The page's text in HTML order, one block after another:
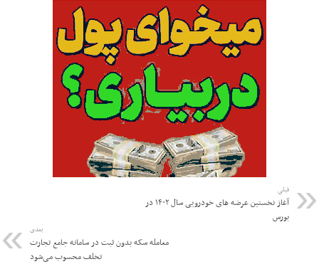
قبلی
آغاز نخستین عرضه های خودرویی سال ۱۴۰۲ در
بورس
بعدی
معامله سکه بدون ثبت در سامانه جامع تجارت
تخلف محسوب می‌شود